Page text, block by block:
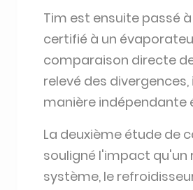
comparaison directe
relevé des
manière indépendante
La deuxième étude de
système, le
pour compenser. Une
ouvert les yeux sur les